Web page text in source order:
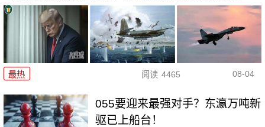
最热 阅读 4465 08-04
055要迎来最强对手？东瀛万吨新
驱已上船台！